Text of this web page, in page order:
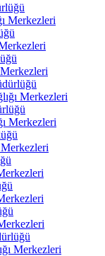
Merkezleri
Merkezleri
Merkezleri
Merkezleri